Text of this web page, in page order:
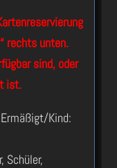
rechts unten.
sind, oder
ist.
Kind:
Schüler,